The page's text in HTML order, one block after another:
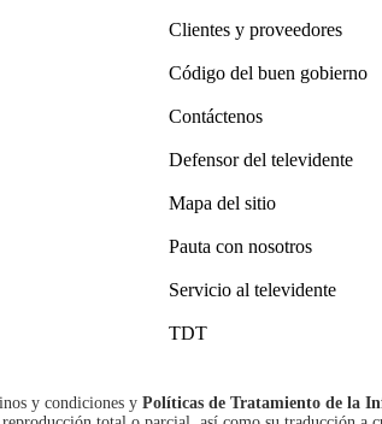
Clientes y proveedores
Código del buen gobierno
Contáctenos
Defensor del televidente
Mapa del sitio
Pauta con nosotros
Servicio al televidente
TDT
y condiciones y Políticas de Tratamiento de la